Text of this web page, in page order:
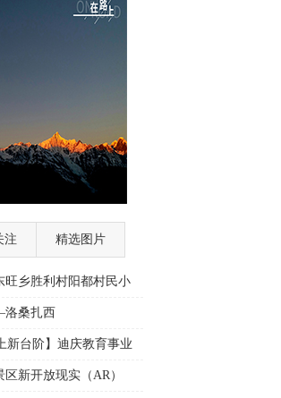
注 精选图片
旺乡胜利村阳都村民小
蜜”增收路
桑扎西
新台阶】迪庆教育事业
根铸魂育桃李
新开放现实（AR）